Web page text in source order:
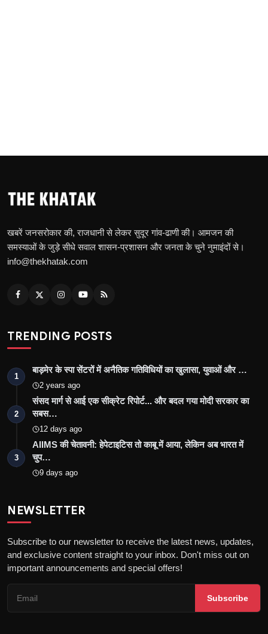
खबरें जनसरोकार की, राजधानी से लेकर सुदूर गांव-ढाणी की। आमजन की
समस्याओं के जुड़े सीधे सवाल शासन-प्रशासन और जनता के चुने नुमाइंदों से।
info@thekhatak.com
TRENDING POSTS
1
बाड़मेर के स्पा सेंटरों में अनैतिक गतिविधियों का खुलासा, युवाओं और …
2 years ago
2
संसद मार्ग से आई एक सीक्रेट रिपोर्ट... और बदल गया मोदी सरकार का
सबस…
12 days ago
3
AIIMS की चेतावनी: हेपेटाइटिस तो काबू में आया, लेकिन अब भारत में
चुप…
9 days ago
NEWSLETTER
Subscribe to our newsletter to receive the latest news, updates,
and exclusive content straight to your inbox. Don't miss out on
important announcements and special offers!
Subscribe